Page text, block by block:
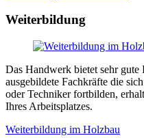
Weiterbildung
Das Handwerk bietet sehr
ausgebildete Fachkräfte die
oder Techniker fortbilden,
Ihres Arbeitsplatzes.
Weiterbildung im Holzbau